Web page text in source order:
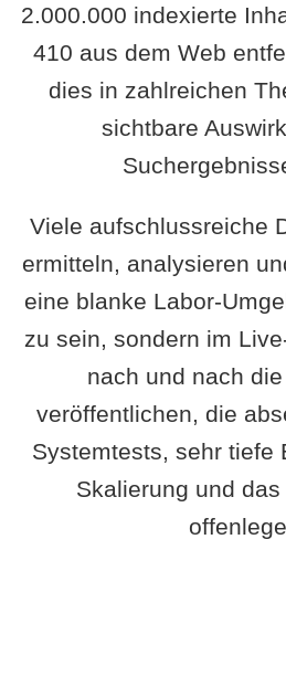
2.000.000 indexierte
410 aus dem Web
dies in zahlreichen
sichtbare
Viele aufschlussreiche
ermitteln, analysieren
eine blanke Labor-
zu sein, sondern im
nach und nach
veröffentlichen, die
Systemtests, sehr tiefe
Skalierung und